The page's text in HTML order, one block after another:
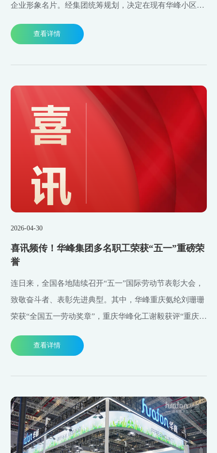
企业形象名片。经集团统筹规划，决定在现有华峰小区扩
设。
查看详情
2026-04-30
喜讯频传！华峰集团多名职工荣获“五一”重磅荣
誉
连日来，全国各地陆续召开“五一”国际劳动节表彰大会，
致敬奋斗者、表彰先进典型。其中，华峰重庆氨纶刘珊珊
荣获“全国五一劳动奖章”，重庆华峰化工谢毅获评“重庆市
章”。喜讯频传的背后，是全体华峰人同心聚力的坚守，
查看详情